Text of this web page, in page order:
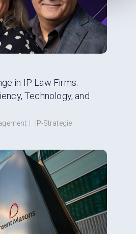
in IP Law Firms:
Technology, and
IP-Strategie